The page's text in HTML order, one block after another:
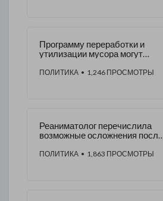
Программу переработки и
утилизации мусора могут
ПОЛИТИКА • 1,246 ПРОСМОТРЫ
Реаниматолог перечислила
возможные осложнения после
ПОЛИТИКА • 1,863 ПРОСМОТРЫ